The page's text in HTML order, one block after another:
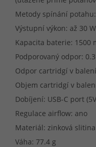
Metody spínání
Výstupní výkon: až 30 W
Kapacita baterie: 1500
Podporovaný odpor:
Odpor cartridgí v
Objem cartridgí v
Dobíjení: USB-C port
Regulace airflow: ano
Materiál: zinková slitina
Váha: 77.4 g